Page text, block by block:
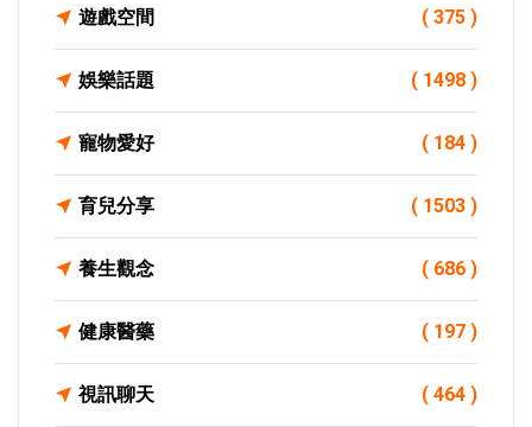
遊戲空間 ( 375 )
娛樂話題 ( 1498 )
寵物愛好 ( 184 )
育兒分享 ( 1503 )
養生觀念 ( 686 )
健康醫藥 ( 197 )
視訊聊天 ( 464 )